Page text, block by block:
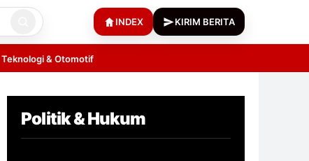
INDEX KIRIM BERITA
Teknologi & Otomotif
Politik & Hukum